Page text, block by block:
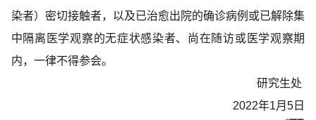
染者）密切接触者，以及已治愈出院的确诊病例或已解除集
中隔离医学观察的无症状感染者、尚在随访或医学观察期
内，一律不得参会。
研究生处
2022年1月5 日